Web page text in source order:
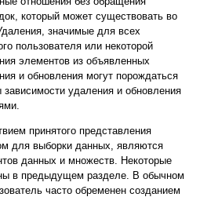
который может существовать во
значимые для всех
пользователя или некоторой
элементов из объявленных
и обновления могут порождаться
удаления и обновления
принятого представления
для выборки данных, являются
данных и множеств. Некоторые
в предыдущем разделе. В обычном
часто обременен созданием